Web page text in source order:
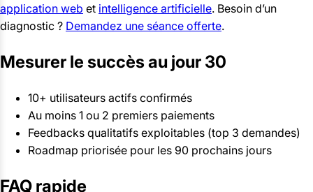
application web et intelligence artificielle. Besoin d’un
diagnostic ? Demandez une séance offerte.
Mesurer le succès au jour 30
10+ utilisateurs actifs confirmés
Au moins 1 ou 2 premiers paiements
Feedbacks qualitatifs exploitables (top 3 demandes)
Roadmap priorisée pour les 90 prochains jours
FAQ rapide